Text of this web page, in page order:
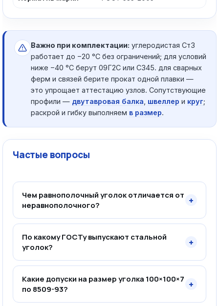
Важно при комплектации: углеродистая Ст3
работает до −20 °C без ограничений; для условий
ниже −40 °C берут 09Г2С или С345. для сварных
ферм и связей берите прокат одной плавки —
это упрощает аттестацию узлов. Сопутствующие
профили — двутавровая балка швеллер и круг;
раскрой и гибку выполняем в размер.
Частые вопросы
Чем равнополочный уголок отличается от
неравнополочного?
+
По какому ГОСТу выпускают стальной
уголок?
+
Какие допуски на размер уголка 100×100×7
по 8509-93?
+